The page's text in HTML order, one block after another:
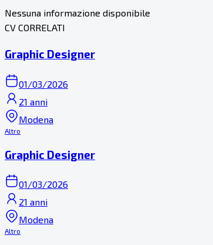
Nessuna informazione disponibile
CV CORRELATI
Graphic Designer
01/03/2026
21 anni
Modena
Altro
Graphic Designer
01/03/2026
21 anni
Modena
Altro